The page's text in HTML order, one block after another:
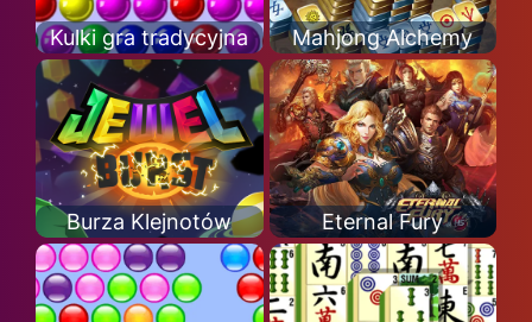
Kulki gra tradycyjna Mahjong Alchemy
Burza Klejnotów Eternal Fury